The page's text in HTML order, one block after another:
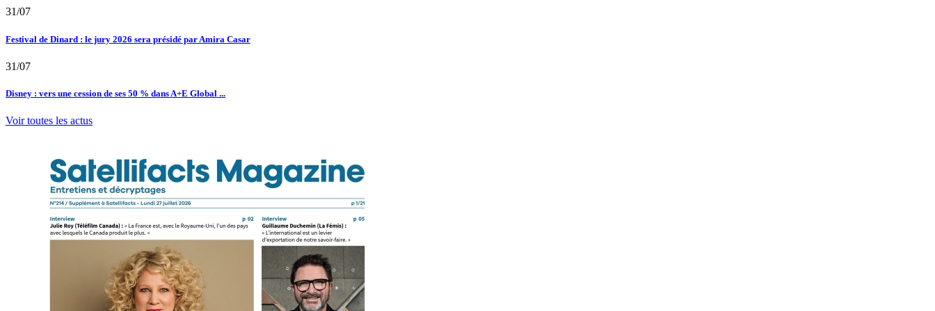
31/07
Festival de Dinard : le jury 2026 sera présidé par Amira Casar
31/07
Disney : vers une cession de ses 50 % dans A+E Global ...
Voir toutes les actus